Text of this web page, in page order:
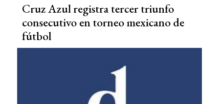
Cruz Azul registra tercer triunfo
consecutivo en torneo mexicano de
fútbol